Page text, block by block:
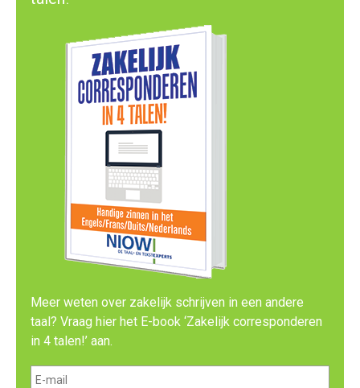
Meer weten over zakelijk schrijven in een andere
taal? Vraag hier het E-book ‘Zakelijk corresponderen
in 4 talen!’ aan.